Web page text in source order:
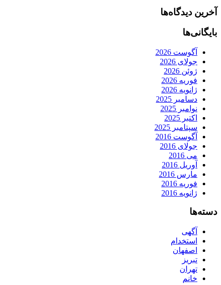
آخرین دیدگاه‌ها
بایگانی‌ها
آگوست 2026
جولای 2026
ژوئن 2026
فوریه 2026
ژانویه 2026
دسامبر 2025
نوامبر 2025
اکتبر 2025
سپتامبر 2025
آگوست 2016
جولای 2016
می 2016
آوریل 2016
مارس 2016
فوریه 2016
ژانویه 2016
دسته‌ها
آگهی
استخدام
اصفهان
تبریز
تهران
خانم